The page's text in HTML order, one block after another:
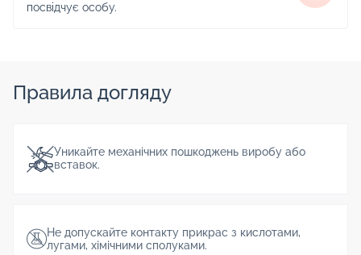
посвідчує особу.
Правила догляду
Уникайте механічних пошкоджень виробу або
вставок.
Не допускайте контакту прикрас з кислотами,
лугами, хімічними сполуками.